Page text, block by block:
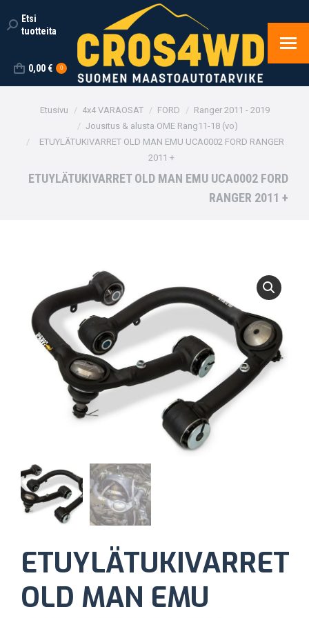
Search:
Etsi
tuotteita
0,00 € 0
You are here:
Etusivu 4x4 VARAOSAT FORD
Ranger 2011 - 2019
Jousitus & alusta OME Rang11-18 (vo)
ETUYLÄTUKIVARRET OLD MAN EMU UCA0002 FORD RANGER
2011 +
ETUYLÄTUKIVARRET OLD MAN EMU UCA0002 FORD
RANGER 2011 +
ETUYLÄTUKIVARRET
OLD MAN EMU